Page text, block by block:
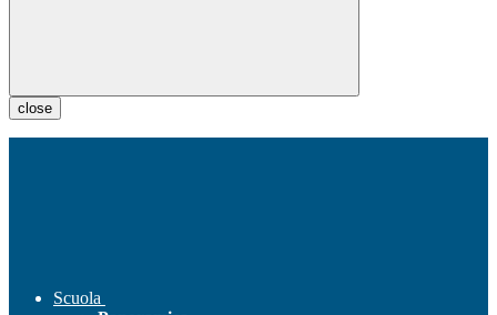
close
Scuola